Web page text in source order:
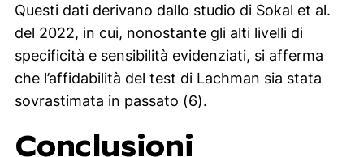
Questi dati derivano dallo studio di Sokal et al.
del 2022, in cui, nonostante gli alti livelli di
specificità e sensibilità evidenziati, si afferma
che l’affidabilità del test di Lachman sia stata
sovrastimata in passato (6).
Conclusioni